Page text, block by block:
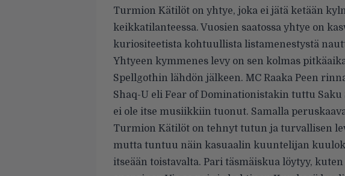
Turmion Kätilöt on yhtye, joka ei jätä ketään
keikkatilanteessa. Vuosien saatossa yhtye on
kuriositeetista kohtuullista listamenestystä
Yhtyeen kymmenes levy on sen kolmas
Spellgothin lähdön jälkeen. MC Raaka Peen
Shaq-U eli Fear of Dominationistakin tuttu
ei ole itse musiikkiin tuonut. Samalla
Turmion Kätilöt on tehnyt tutun ja turvallisen
mutta tuntuu näin kasuaalin kuuntelijan
itseään toistavalta. Pari täsmäiskua löytyy,